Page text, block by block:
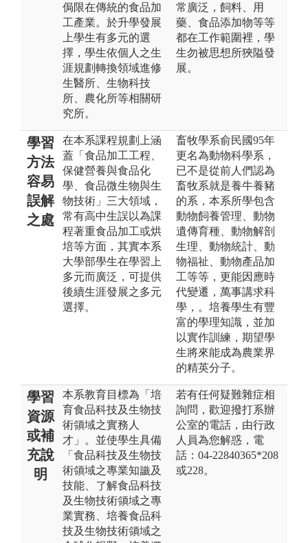
侷限在傳統的食品加
工產業。於升學發展
上學生有多元的選
擇，學生依個人之生
涯規劃轉換領域進修
生醫所、生物科技
所、農化所等相關研
究所。
常廣泛，飼料、用
藥、食品添加物等等
都在工作範圍裡，學
生勿被思想所狹隘發
展。
學習
方法
容易
誤解
之處
在本系課程規劃上涵
蓋「食品加工工程、
保健營養與食品化
學、食品微生物與生
物技術」三大領域，
常有高中生誤以為課
程著重食品加工或烘
培等方面，其實本系
大學部學生在學習上
多元而廣泛，可提供
後續生涯發展之多元
選擇。
畜牧學系俞民國95年
更名為動物科學系，
已不是從前人們認為
畜牧系就是養牛養豬
的系，本系所學包含
動物飼養管理、動物
遺傳育種、動物解剖
生理、動物統計、動
物福祉、動物產品加
工等等，更能因應時
代變遷，萬事講求科
學，。培養學生有豐
富的學理知識，並加
以實作訓練，期望學
生將來能成為農業界
的精英分子。
學習
資源
或補
充說
明
本系教育目標為「培
育食品科技及生物技
術領域之實務人
才」。並使學生具備
「食品科技及生物技
術領域之專業知識及
技能、了解食品科技
及生物技術領域之專
業實務、培養食品科
技及生物技術領域之
若有任何疑難雜症相
詢問，歡迎撥打系辦
公室的電話，由行政
人員為您解惑，電
話：04-22840365*208
或228。